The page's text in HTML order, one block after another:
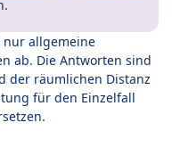
nur allgemeine
ab. Die Antworten sind
der räumlichen Distanz
für den Einzelfall